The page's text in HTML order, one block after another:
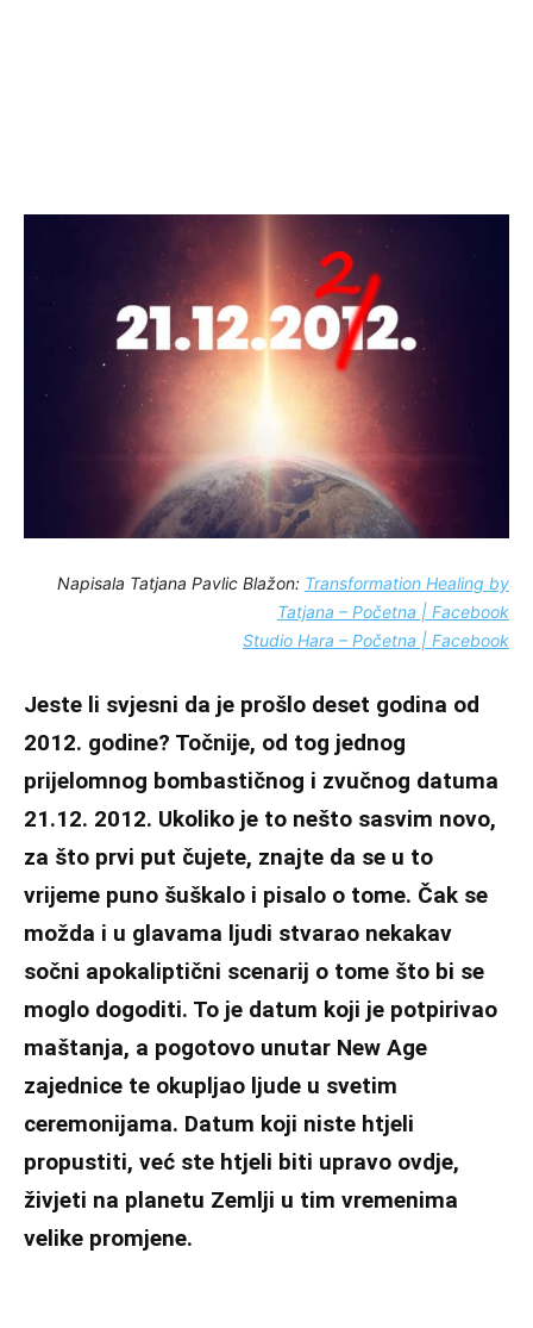
Napisala Tatjana Pavlic Blažon: Transformation Healing by
Tatjana – Početna | Facebook
Studio Hara – Početna | Facebook
Jeste li svjesni da je prošlo deset godina od
2012. godine? Točnije, od tog jednog
prijelomnog bombastičnog i zvučnog datuma
21.12. 2012. Ukoliko je to nešto sasvim novo,
za što prvi put čujete, znajte da se u to
vrijeme puno šuškalo i pisalo o tome. Čak se
možda i u glavama ljudi stvarao nekakav
sočni apokaliptični scenarij o tome što bi se
moglo dogoditi. To je datum koji je potpirivao
maštanja, a pogotovo unutar New Age
zajednice te okupljao ljude u svetim
ceremonijama. Datum koji niste htjeli
propustiti, već ste htjeli biti upravo ovdje,
živjeti na planetu Zemlji u tim vremenima
velike promjene.